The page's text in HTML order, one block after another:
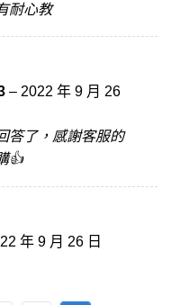
耐心教
– 2022 年 9 月 26
答了，感謝客服的
👍
年 9 月 26 日